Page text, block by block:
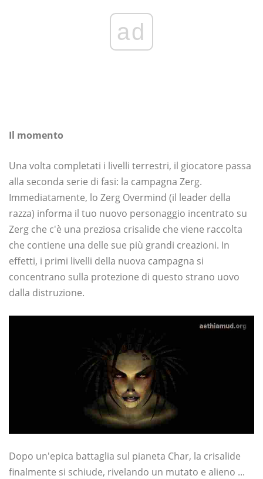
ad
Il momento
Una volta completati i livelli terrestri, il giocatore passa
alla seconda serie di fasi: la campagna Zerg.
Immediatamente, lo Zerg Overmind (il leader della
razza) informa il tuo nuovo personaggio incentrato su
Zerg che c'è una preziosa crisalide che viene raccolta
che contiene una delle sue più grandi creazioni. In
effetti, i primi livelli della nuova campagna si
concentrano sulla protezione di questo strano uovo
dalla distruzione.
Dopo un'epica battaglia sul pianeta Char, la crisalide
finalmente si schiude, rivelando un mutato e alieno ...